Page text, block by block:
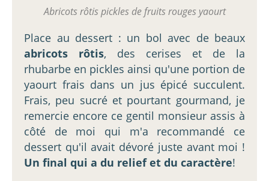
Abricots rôtis pickles de fruits rouges yaourt
Place au dessert : un bol avec de beaux
abricots rôtis, des cerises et de la
rhubarbe en pickles ainsi qu'une portion de
yaourt frais dans un jus épicé succulent.
Frais, peu sucré et pourtant gourmand, je
remercie encore ce gentil monsieur assis à
côté de moi qui m'a recommandé ce
dessert qu'il avait dévoré juste avant moi !
Un final qui a du relief et du caractère!